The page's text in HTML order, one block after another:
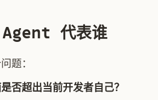
代表谁
题：
否超出当前开发者自己？